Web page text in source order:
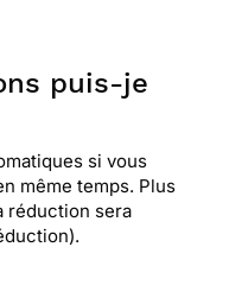
puis-je
si vous
même temps. Plus
réduction sera